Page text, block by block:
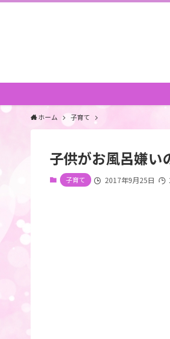
ホーム 子育て
子供がお風呂嫌い
子育て 2017年9月25日